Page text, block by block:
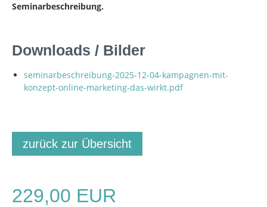
Seminarbeschreibung.
Downloads / Bilder
seminarbeschreibung-2025-12-04-kampagnen-mit-
konzept-online-marketing-das-wirkt.pdf
zurück zur Übersicht
229,00 EUR